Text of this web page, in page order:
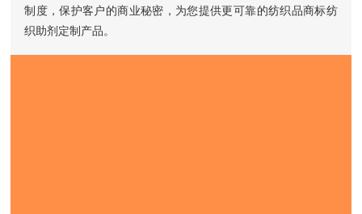
制度，保护客户的商业秘密，为您提供更可靠的纺织品商标纺
织助剂定制产品。